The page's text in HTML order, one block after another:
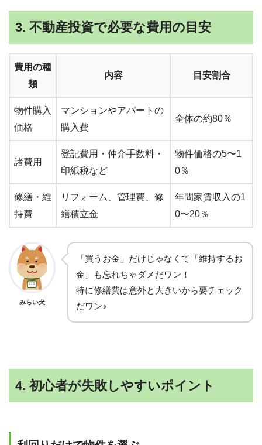
3. 不動産投資で必要な費用の目安
費用の種
類
内容 目安割合
物件購入
価格
マンションやアパートの
購入費
全体の約80％
諸費用
登記費用・仲介手数料・
印紙税など
物件価格の5〜1
0％
修繕・維
持費
リフォーム、管理費、修
繕積立金
年間家賃収入の1
0〜20％
みらい犬
「買うお金」だけじゃなくて「維持するお
金」も忘れちゃダメだワン！
特に修繕費は意外と大きいから要チェック
だワン♪
4. 初心者が失敗しやすいポイント